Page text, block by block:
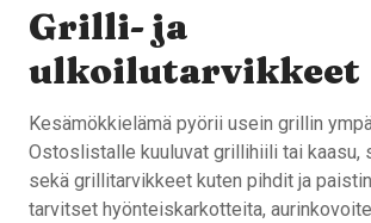
Grilli- ja
ulkoilutarvikkeet
Kesämökkielämä pyörii usein grillin
Ostoslistalle kuuluvat grillihiili tai kaasu,
sekä grillitarvikkeet kuten pihdit ja
tarvitset hyönteiskarkotteita,